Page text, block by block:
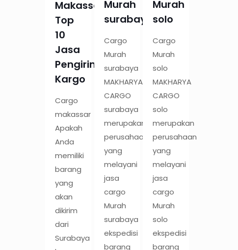
Makassar:
Top
10
Jasa
Pengiriman
Kargo
Cargo
makassar
Apakah
Anda
memiliki
barang
yang
akan
dikirim
dari
Surabaya
Murah
surabaya
Cargo
Murah
surabaya
MAKHARYA
CARGO
surabaya
merupakan
perusahaan
yang
melayani
jasa
cargo
Murah
surabaya
ekspedisi
barang
Murah
solo
Cargo
Murah
solo
MAKHARYA
CARGO
solo
merupakan
perusahaan
yang
melayani
jasa
cargo
Murah
solo
ekspedisi
barang